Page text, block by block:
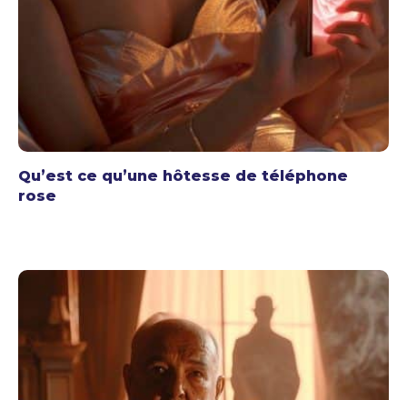
Qu’est ce qu’une hôtesse de téléphone
rose